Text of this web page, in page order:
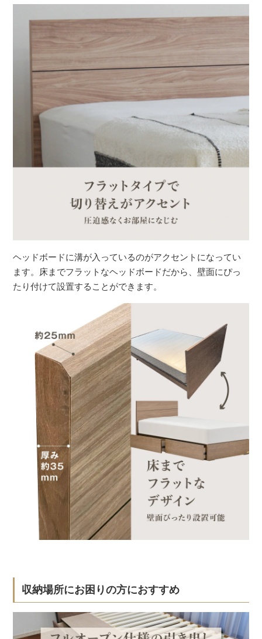
ヘッドボードに溝が入っているのがアクセントになってい
ます。床までフラットなヘッドボードだから、壁面にぴっ
たり付けて設置することができます。
収納場所にお困りの方におすすめ